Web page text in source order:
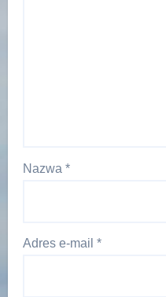
Nazwa *
Adres e-mail *